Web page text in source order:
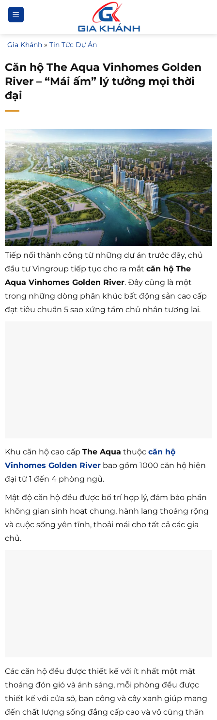
Bỏ
qua
dung
Gia Khánh » Tin Tức Dự Án
Căn hộ The Aqua Vinhomes Golden
River – “Mái ấm” lý tưởng mọi thời
đại
Tiếp nối thành công từ những dự án trước đây, chủ
đầu tư Vingroup tiếp tục cho ra mắt căn hộ The
Aqua Vinhomes Golden River. Đây cũng là một
trong những dòng phân khúc bất động sản cao cấp
đạt tiêu chuẩn 5 sao xứng tầm chủ nhân tương lai.
Khu căn hộ cao cấp The Aqua thuộc căn hộ
Vinhomes Golden River bao gồm 1000 căn hộ hiện
đại từ 1 đến 4 phòng ngủ.
Mật độ căn hộ đều được bố trí hợp lý, đảm bảo phần
không gian sinh hoạt chung, hành lang thoáng rộng
và cuộc sống yên tĩnh, thoải mái cho tất cả các gia
chủ.
Các căn hộ đều được thiết kế với ít nhất một mặt
thoáng đón gió và ánh sáng, mỗi phòng đều được
thiết kế với cửa sổ, ban công và cây xanh giúp mang
đến chất lượng sống đẳng cấp cao và vô cùng thân